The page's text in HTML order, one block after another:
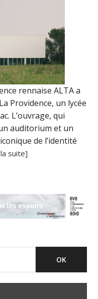
rennaise ALTA a
Providence, un lycée
L’ouvrage, qui
auditorium et un
de l’identité
suite]